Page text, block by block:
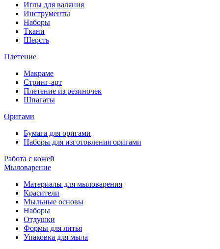
Иглы для валяния
Инструменты
Наборы
Ткани
Шерсть
Плетение
Макраме
Стринг-арт
Плетение из резиночек
Шпагаты
Оригами
Бумага для оригами
Наборы для изготовления оригами
Работа с кожей
Мыловарение
Материалы для мыловарения
Красители
Мыльные основы
Наборы
Отдушки
Формы для литья
Упаковка для мыла